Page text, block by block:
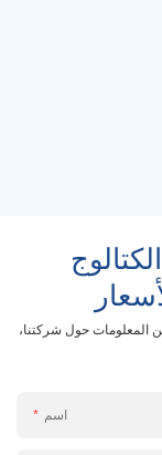
المعلومات حول شركتنا،
اسم